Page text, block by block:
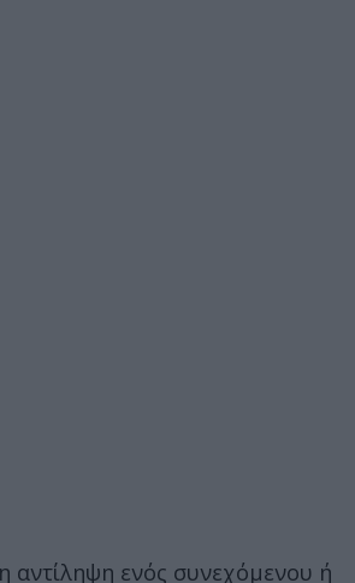
αντίληψη ενός συνεχόμενου ή